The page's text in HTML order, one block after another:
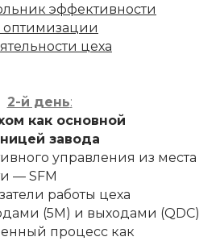
эффективности
оптимизации
цеха
2-й день:
как основной
завода
управления из места
— SFM
работы цеха
(5М) и выходами (QDC)
процесс как